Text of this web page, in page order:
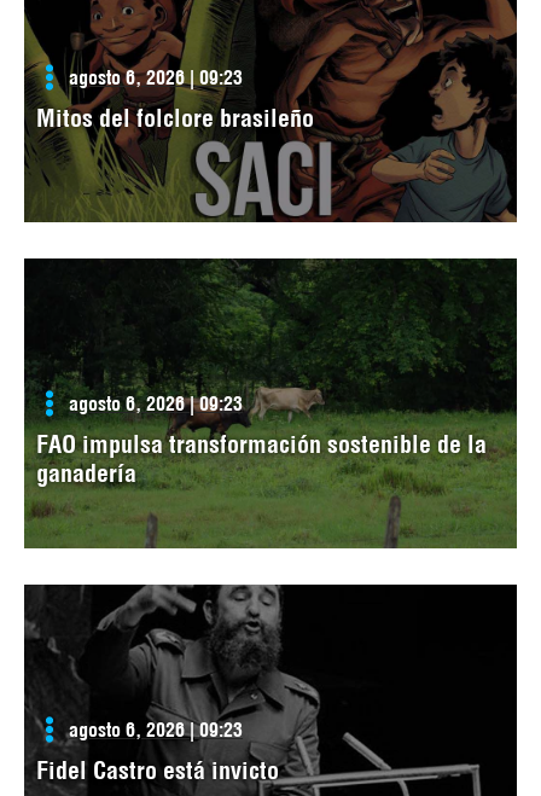
agosto 6, 2026 | 09:23
Mitos del folclore brasileño
agosto 6, 2026 | 09:23
FAO impulsa transformación sostenible de la
ganadería
agosto 6, 2026 | 09:23
Fidel Castro está invicto